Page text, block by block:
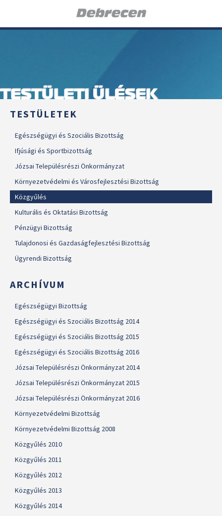
TESTÜLETI ÜLÉSEK
TESTÜLETEK
Egészségügyi és Szociális Bizottság
Ifjúsági és Sportbizottság
Józsai Településrészi Önkormányzat
Környezetvédelmi és Városfejlesztési Bizottság
Közgyűlés
Kulturális és Oktatási Bizottság
Pénzügyi Bizottság
Tulajdonosi és Gazdaságfejlesztési Bizottság
Ügyrendi Bizottság
ARCHÍVUM
Egészségügyi Bizottság
Egészségügyi és Szociális Bizottság 2014
Egészségügyi és Szociális Bizottság 2015
Egészségügyi és Szociális Bizottság 2016
Józsai Településrészi Önkormányzat 2014
Józsai Településrészi Önkormányzat 2015
Józsai Településrészi Önkormányzat 2016
Környezetvédelmi Bizottság
Környezetvédelmi Bizottság 2008
Közgyűlés 2010
Közgyűlés 2011
Közgyűlés 2012
Közgyűlés 2013
Közgyűlés 2014